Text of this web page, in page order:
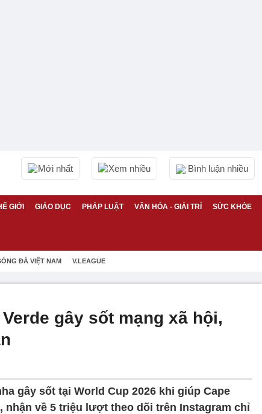
Mới nhất Xem nhiều Bình luận nhiều
GIỚI GIÁO DỤC PHÁP LUẬT VĂN HÓA - GIẢI TRÍ SỨC KHỎE
ĐÁ VIỆT NAM V.LEAGUE
gây sốt mạng xã hội,
gây sốt tại World Cup 2026 khi giúp Cape
nhận về 5 triệu lượt theo dõi trên Instagram chỉ